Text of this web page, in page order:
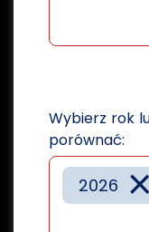
Wybierz rok
porównać:
2026